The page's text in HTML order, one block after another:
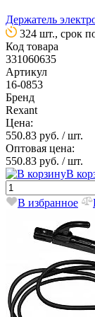
Держатель
324 шт., срок
Код товара
331060635
Артикул
16-0853
Бренд
Rexant
Цена:
550.83 руб. / шт.
Оптовая цена:
550.83 руб. / шт.
В
В избранное